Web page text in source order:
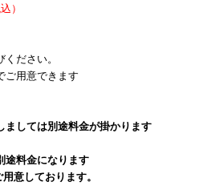
）
ださい。
ご用意できます
ましては別途料金が掛かります
料金になります
意しております。